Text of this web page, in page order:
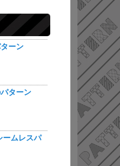
ーン
ターン
ームレスパ